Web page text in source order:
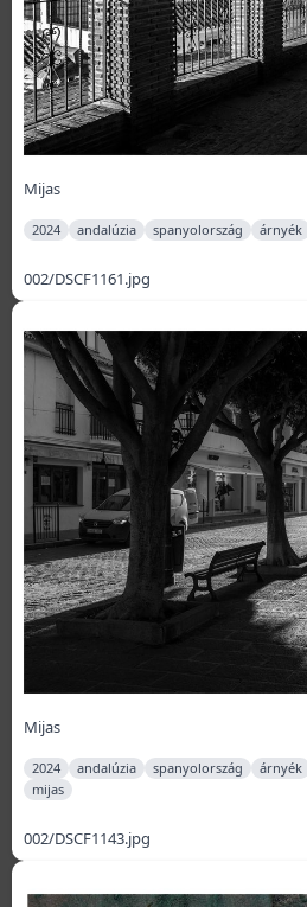
Mijas
2024 andalúzia spanyolország árnyék
002/DSCF1161.jpg
Mijas
2024 andalúzia spanyolország árnyék
mijas
002/DSCF1143.jpg